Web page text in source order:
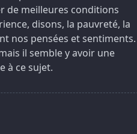
de meilleures conditions
disons, la pauvreté, la
nos pensées et sentiments.
il semble y avoir une
à ce sujet.